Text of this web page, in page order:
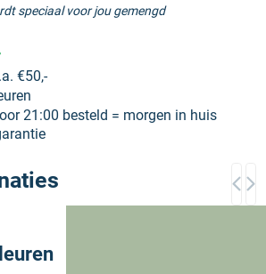
speciaal voor jou gemengd
€50,-
21:00 besteld = morgen in huis